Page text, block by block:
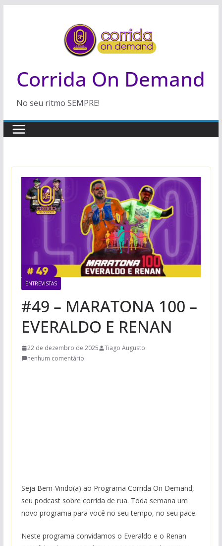
Corrida On Demand
No seu ritmo SEMPRE!
ENTREVISTAS
#49 – MARATONA 100 –
EVERALDO E RENAN
22 de dezembro de 2025
Tiago Augusto
nenhum comentário
Seja Bem-Vindo(a) ao Programa Corrida On Demand,
seu podcast sobre corrida de rua. Toda semana um
novo programa para você no seu tempo, no seu pace.
Neste programa convidamos o Everaldo e o Renan